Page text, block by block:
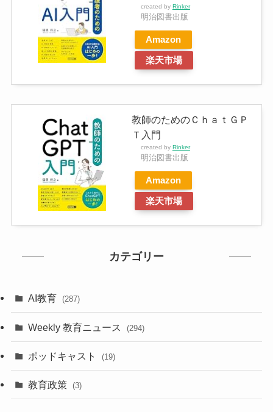
created by Rinker
明治図書出版
Amazon
楽天市場
教師のためのＣｈａｔＧＰ
Ｔ入門
created by Rinker
明治図書出版
Amazon
楽天市場
カテゴリー
AI教育 (287)
Weekly 教育ニュース (294)
ポッドキャスト (19)
教育政策 (3)